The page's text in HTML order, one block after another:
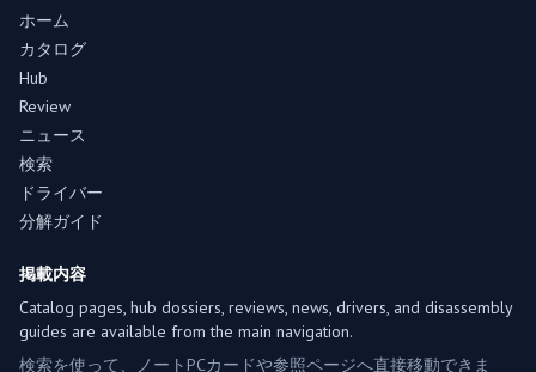
ホーム
カタログ
Hub
Review
ニュース
検索
ドライバー
分解ガイド
掲載内容
Catalog pages, hub dossiers, reviews, news, drivers, and disassembly
guides are available from the main navigation.
検索を使って、ノートPCカードや参照ページへ直接移動できま